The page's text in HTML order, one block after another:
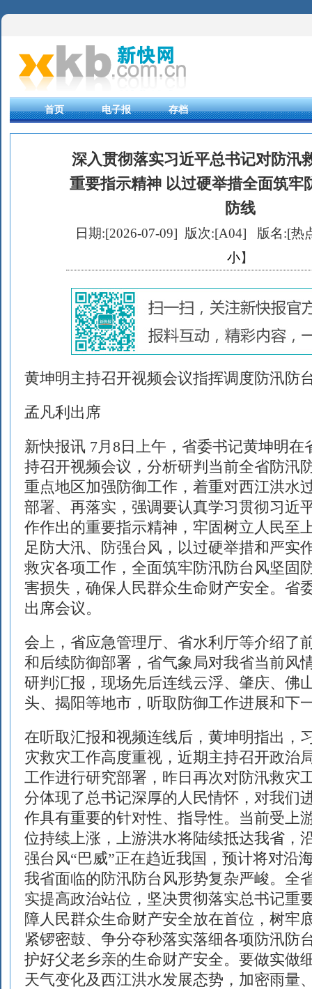
首页 电子报 存档
深入贯彻落实习近平总书记对防汛
重要指示精神 以过硬举措全面筑牢
防线
日期:[2026-07-09] 版次:[A04]
版名:[热
小】
黄坤明主持召开视频会议指挥调度防汛防
孟凡利出席
新快报讯 7月8日上午，省委书记黄坤明在
持召开视频会议，分析研判当前全省防汛
重点地区加强防御工作，着重对西江洪水
部署、再落实，强调要认真学习贯彻习近
作作出的重要指示精神，牢固树立人民至
足防大汛、防强台风，以过硬举措和严实
救灾各项工作，全面筑牢防汛防台风坚固
害损失，确保人民群众生命财产安全。省
出席会议。
会上，省应急管理厅、省水利厅等介绍了
和后续防御部署，省气象局对我省当前风
研判汇报，现场先后连线云浮、肇庆、佛
头、揭阳等地市，听取防御工作进展和下
在听取汇报和视频连线后，黄坤明指出，
灾救灾工作高度重视，近期主持召开政治
工作进行研究部署，昨日再次对防汛救灾
分体现了总书记深厚的人民情怀，对我们
作具有重要的针对性、指导性。当前受上
位持续上涨，上游洪水将陆续抵达我省，
强台风“巴威”正在趋近我国，预计将对沿
我省面临的防汛防台风形势复杂严峻。全
实提高政治站位，坚决贯彻落实总书记重
障人民群众生命财产安全放在首位，树牢
紧锣密鼓、争分夺秒落实落细各项防汛防
护好父老乡亲的生命财产安全。要做实做
天气变化及西江洪水发展态势，加密雨量